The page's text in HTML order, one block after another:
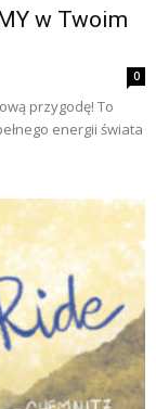
w Twoim
0
przygodę! To
energii świata